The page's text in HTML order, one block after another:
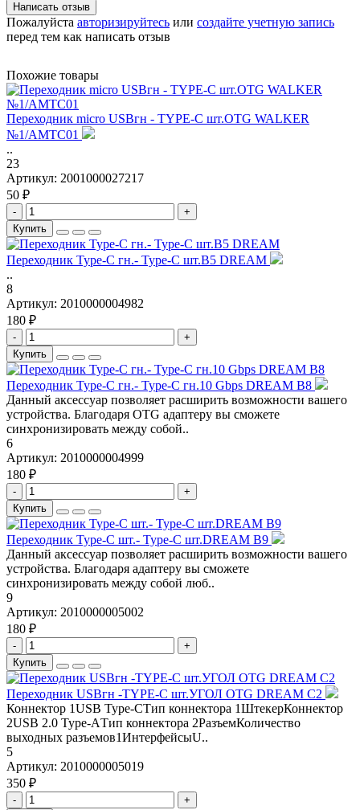
Написать отзыв
Пожалуйста авторизируйтесь или создайте учетную запись
перед тем как написать отзыв
Похожие товары
Переходник micro USBгн - TYPE-C шт.OTG WALKER
№1/AMTC01
..
23
Артикул: 2001000027217
50 ₽
-
+
Купить
Переходник Type-C гн.- Type-C шт.B5 DREAM
..
8
Артикул: 2010000004982
180 ₽
-
+
Купить
Переходник Type-C гн.- Type-C гн.10 Gbps DREAM B8
Данный аксессуар позволяет расширить возможности вашего
устройства. Благодаря OTG адаптеру вы сможете
синхронизировать между собой..
6
Артикул: 2010000004999
180 ₽
-
+
Купить
Переходник Type-C шт.- Type-C шт.DREAM B9
Данный аксессуар позволяет расширить возможности вашего
устройства. Благодаря адаптеру вы сможете
синхронизировать между собой люб..
9
Артикул: 2010000005002
180 ₽
-
+
Купить
Переходник USBгн -TYPE-C шт.УГОЛ OTG DREAM C2
Коннектор 1USB Type-CТип коннектора 1ШтекерКоннектор
2USB 2.0 Type-AТип коннектора 2РазъемКоличество
выходных разъемов1ИнтерфейсыU..
5
Артикул: 2010000005019
350 ₽
-
+